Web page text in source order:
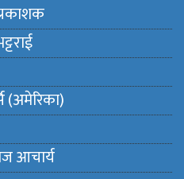
(अमेरिका)
आचार्य